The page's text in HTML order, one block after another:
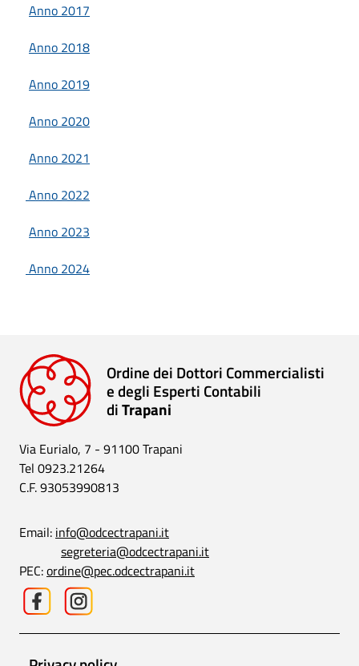
Anno 2017
Anno 2018
Anno 2019
Anno 2020
Anno 2021
Anno 2022
Anno 2023
Anno 2024
Ordine dei Dottori Commercialisti
e degli Esperti Contabili
diTrapani
Via Eurialo, 7 - 91100 Trapani
Tel 0923.21264
C.F. 93053990813
Email: info@odcectrapani.it
segreteria@odcectrapani.it
PEC:ordine@pec.odcectrapani.it